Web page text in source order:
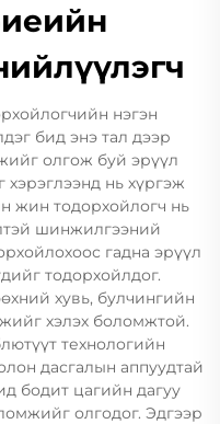
нэгэн
бид энэ тал дээр
олгож буй эрүүл
нь хүргэж
жин тодорхойлогч нь
шинжилгээний
гадна эрүүл
тодорхойлдог.
хувь, булчингийн
хэлэх боломжтой.
технологийн
дасгалын аппуудтай
бодит цагийн дагуу
олгодог. Эдгээр